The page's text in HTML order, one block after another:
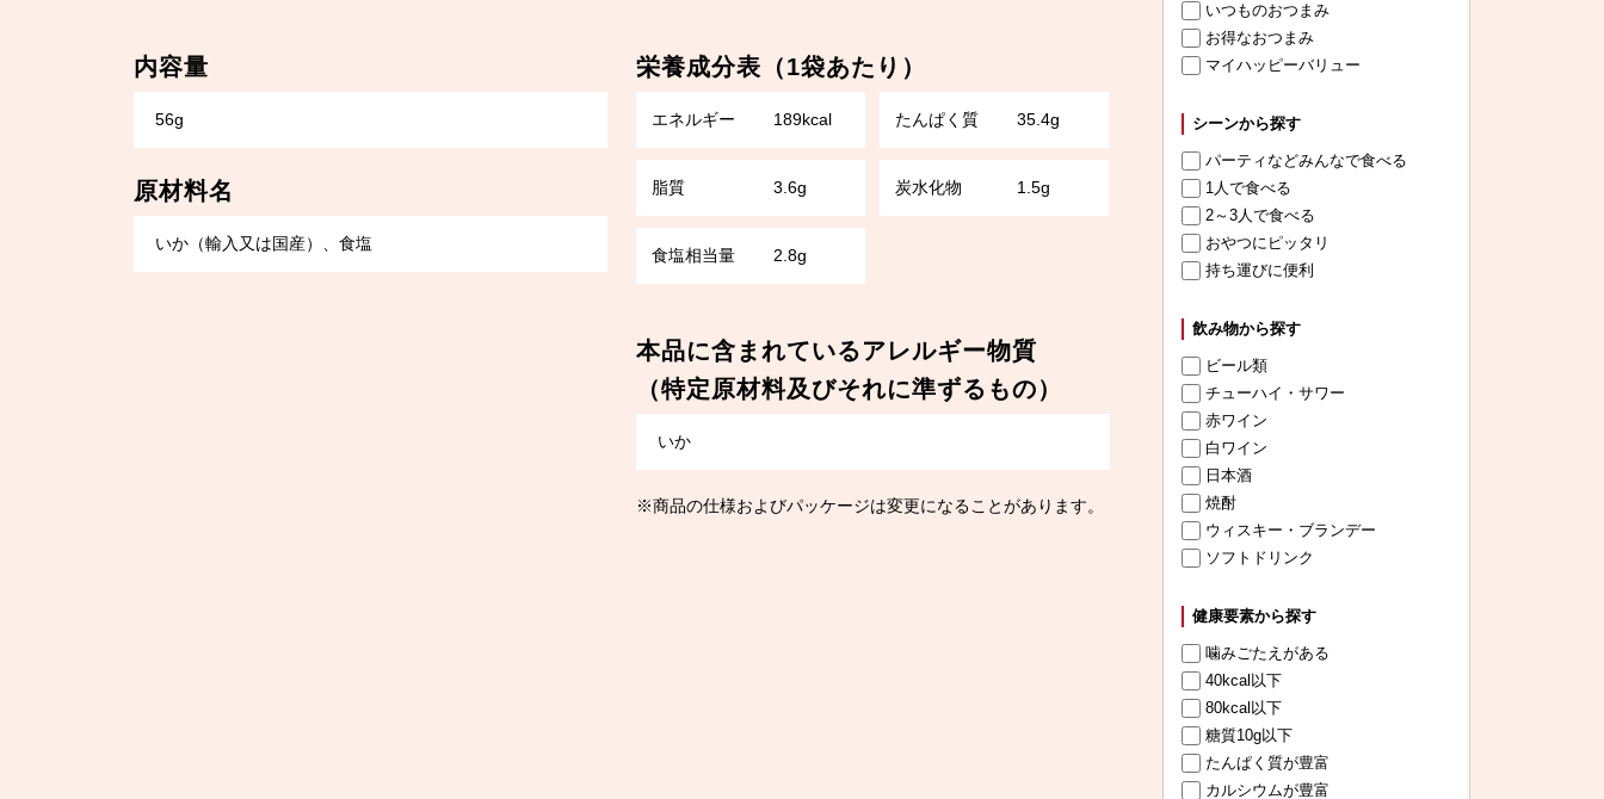
内容量
56g
原材料名
いか（輸入又は国産）、食塩
栄養成分表（1袋あたり）
エネルギー 189kcal たんぱく質 35.4g
脂質 3.6g 炭水化物 1.5g
食塩相当量 2.8g
本品に含まれているアレルギー物質
（特定原材料及びそれに準ずるもの）
いか
※商品の仕様およびパッケージは変更になることがあります。
いつものおつまみ
お得なおつまみ
マイハッピーバリュー
シーンから探す
パーティなどみんなで食べる
1人で食べる
2～3人で食べる
おやつにピッタリ
持ち運びに便利
飲み物から探す
ビール類
チューハイ・サワー
赤ワイン
白ワイン
日本酒
焼酎
ウィスキー・ブランデー
ソフトドリンク
健康要素から探す
噛みごたえがある
40kcal以下
80kcal以下
糖質10g以下
たんぱく質が豊富
カルシウムが豊富